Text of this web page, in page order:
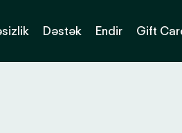
Dəstək Endir Gift